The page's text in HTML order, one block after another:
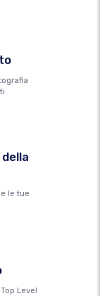
le tue
Level